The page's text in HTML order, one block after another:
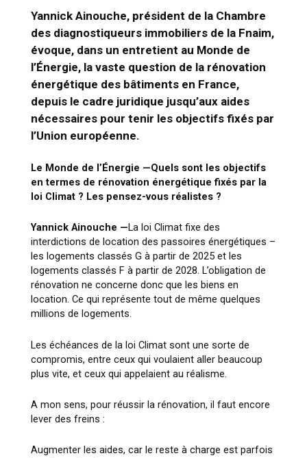
Yannick Ainouche, président de la Chambre
des diagnostiqueurs immobiliers de la Fnaim,
évoque, dans un entretient au Monde de
l’Énergie,la vaste question de la rénovation
énergétique des bâtiments en France,
depuis le cadre juridique jusqu’aux aides
nécessaires pour tenir les objectifs fixés par
l’Union européenne.
Le Monde de l’Énergie —Quels sont les objectifs
en termes de rénovation énergétique fixés par la
loi Climat ? Les pensez-vous réalistes ?
Yannick Ainouche —La loi Climat fixe des
interdictions de location des passoires énergétiques –
les logements classés G à partir de 2025 et les
logements classés F à partir de 2028. L’obligation de
rénovation ne concerne donc que les biens en
location. Ce qui représente tout de même quelques
millions de logements.
Les échéances de la loi Climat sont une sorte de
compromis, entre ceux qui voulaient aller beaucoup
plus vite, et ceux qui appelaient au réalisme.
A mon sens, pour réussir la rénovation, il faut encore
lever des freins :
Augmenter les aides, car le reste à charge est parfois